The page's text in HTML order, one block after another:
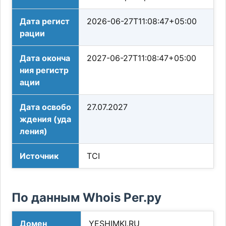
Дата регист
рации
2026-06-27T11:08:47+05:00
Дата оконча
ния регистр
ации
2027-06-27T11:08:47+05:00
Дата освобо
ждения (уда
ления)
27.07.2027
Источник TCI
По данным Whois Рег.ру
Домен YESHIMKI.RU